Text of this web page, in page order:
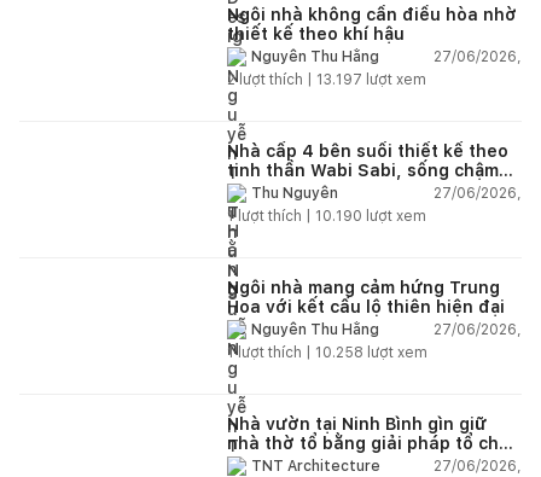
Ngôi nhà không cần điều hòa nhờ
thiết kế theo khí hậu
Nguyễn Thu Hằng
27/06/2026,
2lượt thích | 13.197 lượt xem
Nhà cấp 4 bên suối thiết kế theo
tinh thần Wabi Sabi, sống chậm
giữa thiên nhiên
Thu Nguyễn
27/06/2026,
1lượt thích | 10.190 lượt xem
Ngôi nhà mang cảm hứng Trung
Hoa với kết cấu lộ thiên hiện đại
Nguyễn Thu Hằng
27/06/2026,
1lượt thích | 10.258 lượt xem
Nhà vườn tại Ninh Bình gìn giữ
nhà thờ tổ bằng giải pháp tổ chức
lại không gian
TNT Architecture
27/06/2026,